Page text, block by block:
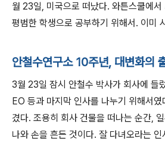
월 23일, 미국으로 떠났다. 와튼스쿨에
평범한 학생으로 공부하기 위해서. 이미
안철수연구소 10주년, 대변화의
3월 23일 잠시 안철수 박사가 회사에 들
EO 등과 마지막 인사를 나누기 위해서
겼다. 조용히 회사 건물을 떠나는 순간,
나와 손을 흔든 것이다. 잘 다녀오라는